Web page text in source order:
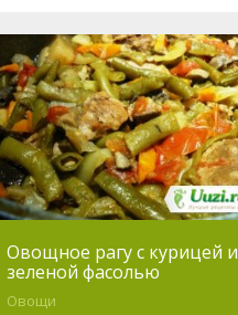
Овощное рагу с курицей и
зеленой фасолью
Овощи